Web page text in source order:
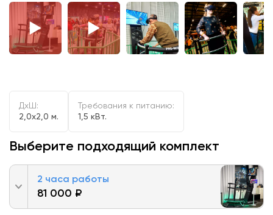
ДxШ:
2,0x2,0 м.
Требования к питанию:
1,5 кВт.
Выберите подходящий комплект
2 часа работы
81 000 ₽